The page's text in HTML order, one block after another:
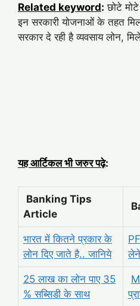
Related keyword: छोटे
इन सरकारी योजनाओं के तहत
सरकार दे रही है व्यवसाय लोन,
यह आर्टिकल भी जरुर पढ़े:
Banking Tips
Article
भारत में कितने प्रकार के
लोन दिए जाते है.. जानिये
25 लाख का लोन पाए 35
% सब्सिडी के साथ